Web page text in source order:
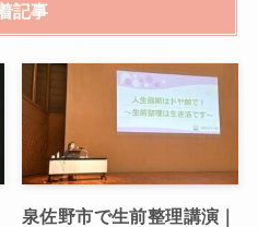
記事
泉佐野市で生前整理講演｜